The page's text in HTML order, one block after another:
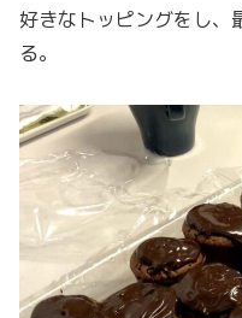
好きなトッピングをし、
る。